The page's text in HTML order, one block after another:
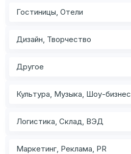
Гостиницы, Отели
Дизайн, Творчество
Другое
Культура, Музыка, Шоу-бизнес
Логистика, Склад, ВЭД
Маркетинг, Реклама, PR